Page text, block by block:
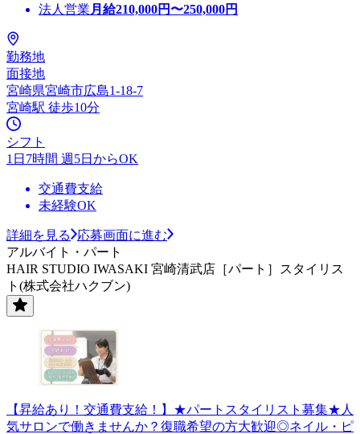
法人営業 月給210,000円〜250,000円
勤務地
面接地
宮崎県宮崎市広島1-18-7
宮崎駅 徒歩10分
シフト
1日7時間 週5日からOK
交通費支給
未経験OK
詳細を見る
応募画面に進む
アルバイト・パート
HAIR STUDIO IWASAKI 宮崎清武店［パート］スタイリス
ト(株式会社ハクブン)
【昇給あり！交通費支給！】★パートスタイリスト募集★人
気サロンで働きませんか？復職希望の方大歓迎◎ネイル・ピ